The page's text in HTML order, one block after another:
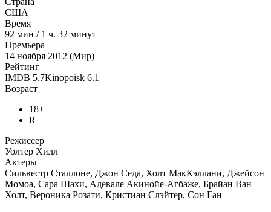
США
Время
92 мин / 1 ч. 32 минут
Премьера
14 ноября 2012 (Мир)
Рейтинг
IMDB 5.7Kinopoisk 6.1
Возраст
18+
R
Режиссер
Уолтер Хилл
Актеры
Сильвестр Сталлоне, Джон Седа, Холт МакКэллани, Джейсон
Момоа, Сара Шахи, Адевале Акинойе-Агбаже, Брайан Ван
Холт, Вероника Розати, Кристиан Слэйтер, Сон Ган